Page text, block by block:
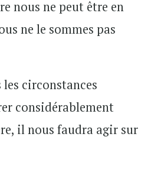
nous ne peut être en
ne le sommes pas
circonstances
considérablement
il nous faudra agir sur